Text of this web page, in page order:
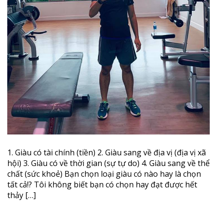
1. Giàu có tài chính (tiền) 2. Giàu sang về địa vị (địa vị xã
hội) 3. Giàu có về thời gian (sự tự do) 4. Giàu sang về thể
chất (sức khoẻ) Bạn chọn loại giàu có nào hay là chọn
tất cả!? Tôi không biết bạn có chọn hay đạt được hết
thảy […]